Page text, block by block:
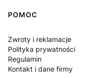
Linki w stopce
POMOC
Zwroty i reklamacje
Polityka prywatności
Regulamin
Kontakt i dane firmy